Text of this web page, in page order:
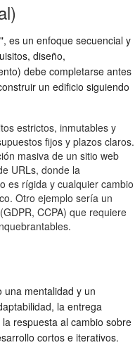
es un enfoque secuencial y
diseño,
debe completarse antes
un edificio siguiendo
estrictos, inmutables y
fijos y plazos claros.
masiva de un sitio web
URLs, donde la
es rígida y cualquier cambio
Otro ejemplo sería un
CCPA) que requiere
una mentalidad y un
la entrega
respuesta al cambio sobre
cortos e iterativos.